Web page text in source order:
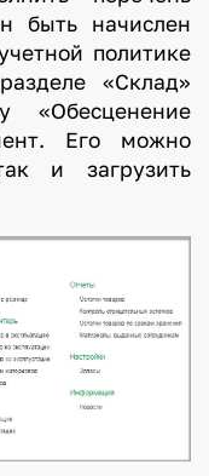
быть начислен
политике
«Склад»
Его можно
и загрузить